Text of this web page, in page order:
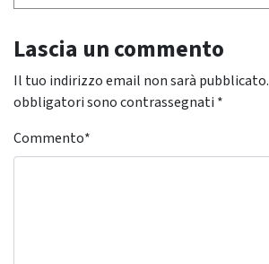
Lascia un commento
Il tuo indirizzo email non sarà pubblicato.
obbligatori sono contrassegnati *
Commento*